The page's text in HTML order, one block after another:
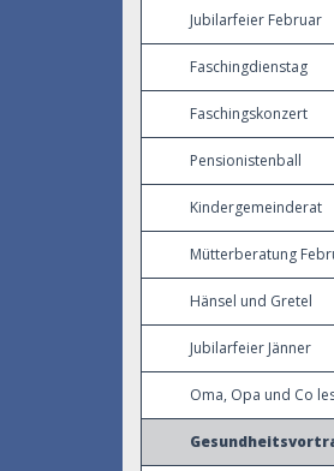
Jubilarfeier Februar
Faschingdienstag
Faschingskonzert
Pensionistenball
Kindergemeinderat
Mütterberatung
Hänsel und Gretel
Jubilarfeier Jänner
Oma, Opa und Co